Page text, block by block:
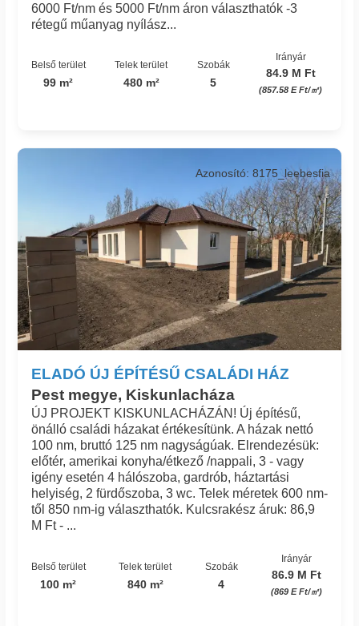
6000 Ft/nm és 5000 Ft/nm áron választhatók -3
rétegű műanyag nyílász...
Belső terület
99 m²
Telek terület
480 m²
Szobák
5
Irányár
84.9 M Ft
(857.58 E Ft/㎡)
ELADÓ ÚJ ÉPÍTÉSŰ CSALÁDI HÁZ
Pest megye, Kiskunlacháza
Azonosító: 8175_leebesfia
ÚJ PROJEKT KISKUNLACHÁZÁN! Új építésű,
önálló családi házakat értékesítünk. A házak nettó
100 nm, bruttó 125 nm nagyságúak. Elrendezésük:
előtér, amerikai konyha/étkező /nappali, 3 - vagy
igény esetén 4 hálószoba, gardrób, háztartási
helyiség, 2 fürdőszoba, 3 wc. Telek méretek 600 nm-
től 850 nm-ig választhatók. Kulcsrakész áruk: 86,9
M Ft - ...
Belső terület
100 m²
Telek terület
840 m²
Szobák
4
Irányár
86.9 M Ft
(869 E Ft/㎡)